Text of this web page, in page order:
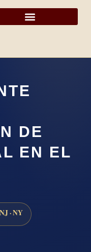
DE
EN EL
· NY